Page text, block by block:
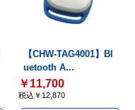
【CHW-TAG4001】Bl
uetooth A...
￥11,700
税込￥12,870